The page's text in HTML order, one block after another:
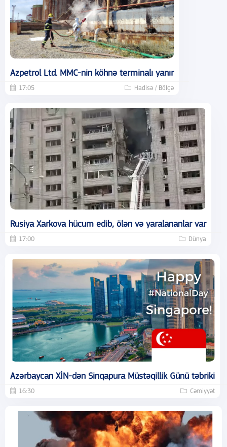
Azpetrol Ltd. MMC-nin köhnə terminalı yanır
17:05 Hadisə / Bölgə
Rusiya Xarkova hücum edib, ölən və yaralananlar var
17:00 Dünya
Azərbaycan XİN-dən Sinqapura Müstəqillik Günü təbriki
16:30 Cəmiyyət